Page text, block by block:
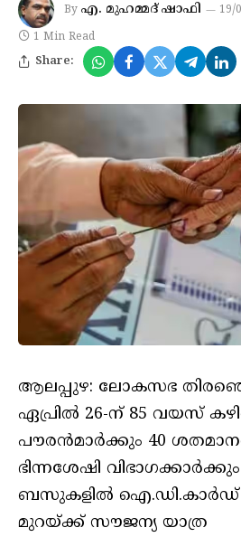
By എ. മുഹമ്മദ് ഷാഫി 19/
1 Min Read
Share:
ആലപ്പുഴ: ലോകസഭ
ഏപ്രില്‍ 26-ന് 85 വയസ്
പൗരന്‍മാര്‍ക്കും 40
ഭിന്നശേഷി
ബസുകളില്‍ ഐ.ഡി.കാര്‍ഡ്
മുറയ്ക്ക് സൗജന്യ യാത്ര